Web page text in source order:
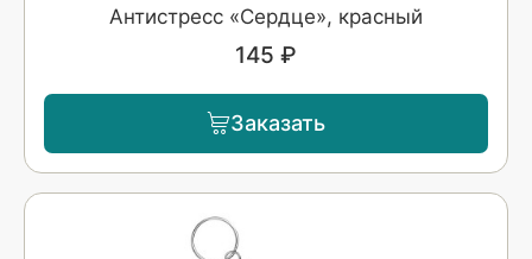
Антистресс «Сердце», красный
145 ₽
Заказать